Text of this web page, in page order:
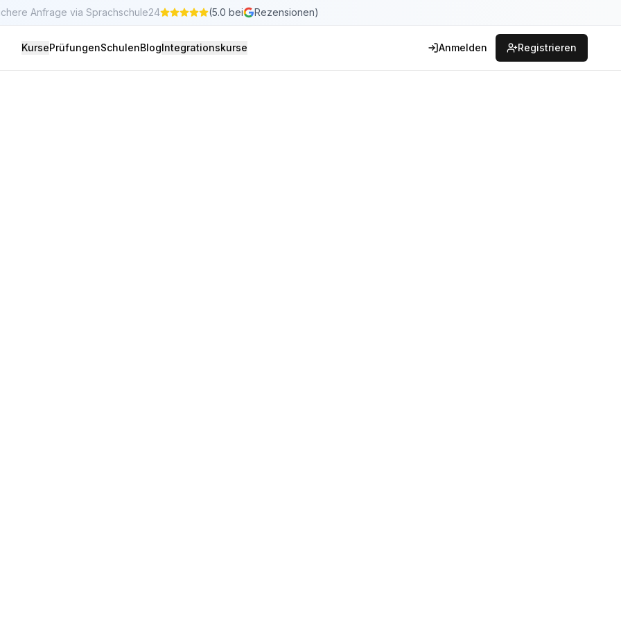
Anfrage via Sprachschule24 (5.0 bei Rezensionen)
KursePrüfungenSchulenBlogIntegrationskurse Anmelden Registrieren